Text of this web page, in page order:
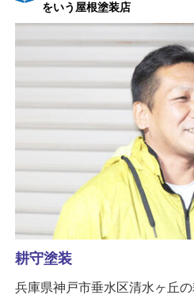
をいう屋根塗装店
耕守塗装
兵庫県神戸市垂水区清水ヶ丘